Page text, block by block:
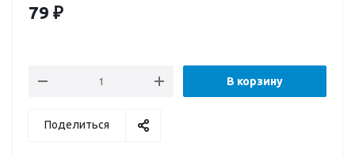
79 ₽
В корзину
Поделиться